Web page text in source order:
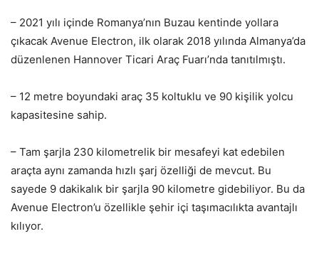
– 2021 yılı içinde Romanya’nın Buzau kentinde yollara
çıkacak Avenue Electron, ilk olarak 2018 yılında Almanya’da
düzenlenen Hannover Ticari Araç Fuarı’nda tanıtılmıştı.
– 12 metre boyundaki araç 35 koltuklu ve 90 kişilik yolcu
kapasitesine sahip.
– Tam şarjla 230 kilometrelik bir mesafeyi kat edebilen
araçta aynı zamanda hızlı şarj özelliği de mevcut. Bu
sayede 9 dakikalık bir şarjla 90 kilometre gidebiliyor. Bu da
Avenue Electron’u özellikle şehir içi taşımacılıkta avantajlı
kılıyor.